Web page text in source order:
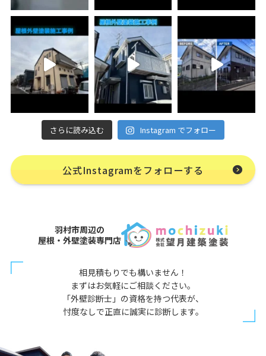
さらに読み込む Instagram でフォロー
公式Instagramをフォローする
羽村市周辺の
屋根・外壁塗装専門店
相見積もりでも構いません！
まずはお気軽にご相談ください。
「外壁診断士」の資格を持つ代表が、
忖度なしで正直に誠実に診断します。